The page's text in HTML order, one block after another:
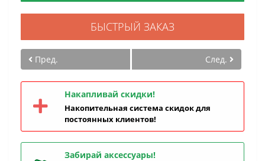
БЫСТРЫЙ ЗАКАЗ
Пред. След.
Накапливай скидки!
Накопительная система скидок для
постоянных клиентов!
Забирай аксессуары!